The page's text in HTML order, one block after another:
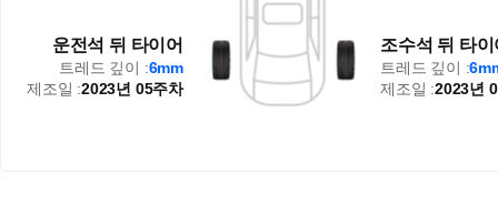
운전석 뒤 타이어
트레드 깊이 :6mm
제조일 :2023년 05주차
조수석 뒤 타이
트레드 깊이 :
제조일 :2023년